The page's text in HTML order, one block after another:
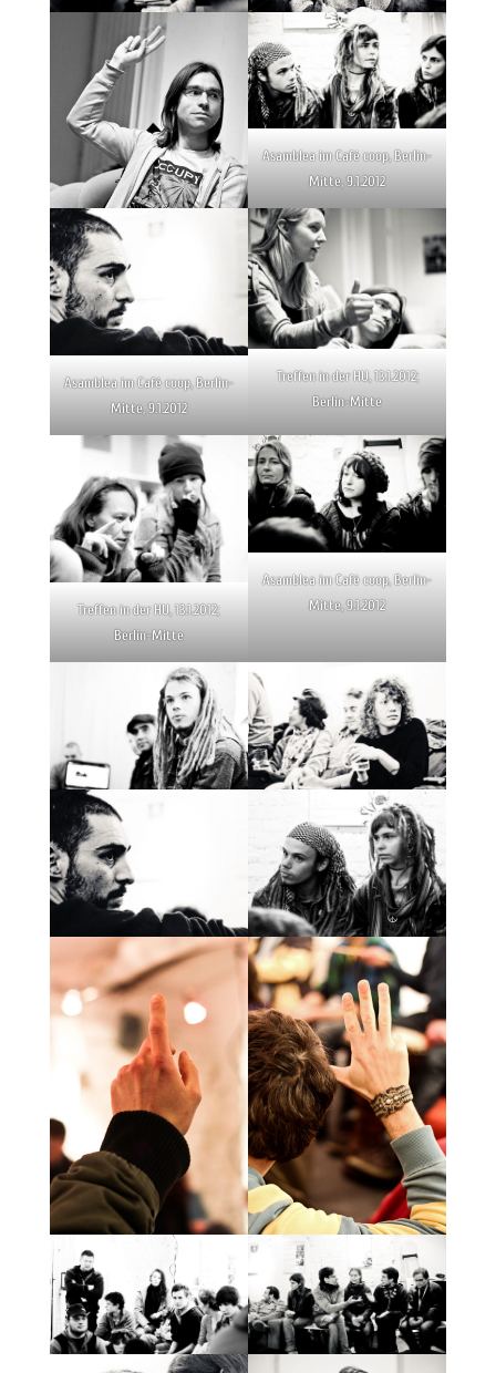
Asamblea im Café coop, Berlin-
Mitte, 9.1.2012
Asamblea im Café coop, Berlin-
Mitte, 9.1.2012
Treffen in der HU, 13.1.2012;
Berlin-Mitte
Treffen in der HU, 13.1.2012;
Berlin-Mitte
Asamblea im Café coop, Berlin-
Mitte, 9.1.2012